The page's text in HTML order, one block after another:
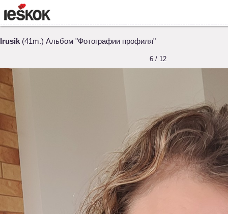
Irusik (41m.) Альбом "Фотографии профиля"
6 / 12